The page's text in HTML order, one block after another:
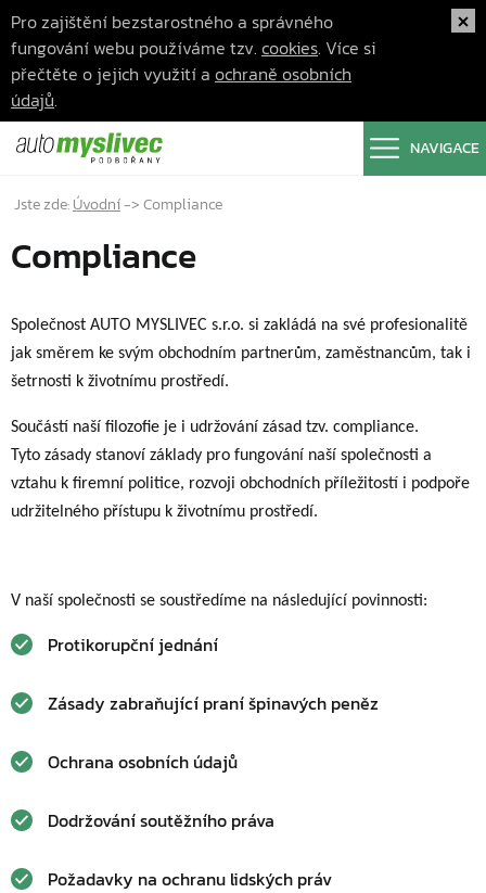
Pro zajištění bezstarostného a správného
fungování webu používáme tzv. cookies. Více si
přečtěte o jejich využití a ochraně osobních
údajů.
NAVIGACE
Jste zde:Úvodní->Compliance
Compliance
Společnost AUTO MYSLIVEC s.r.o. si zakládá na své profesionalitě
jak směrem ke svým obchodním partnerům, zaměstnancům, tak i
šetrnosti k životnímu prostředí.
Součástí naší filozofie je i udržování zásad tzv. compliance.
Tyto zásady stanoví základy pro fungování naší společnosti a
vztahu k firemní politice, rozvoji obchodních příležitostí i podpoře
udržitelného přístupu k životnímu prostředí.
V naší společnosti se soustředíme na následující povinnosti:
Protikorupční jednání
Zásady zabraňující praní špinavých peněz
Ochrana osobních údajů
Dodržování soutěžního práva
Požadavky na ochranu lidských práv